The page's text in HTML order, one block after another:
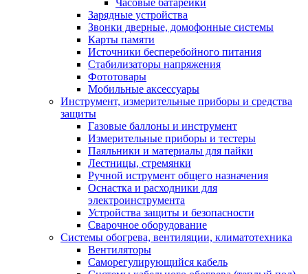
Часовые батарейки
Зарядные устройства
Звонки дверные, домофонные системы
Карты памяти
Источники бесперебойного питания
Стабилизаторы напряжения
Фототовары
Мобильные аксессуары
Инструмент, измерительные приборы и средства
защиты
Газовые баллоны и инструмент
Измерительные приборы и тестеры
Паяльники и материалы для пайки
Лестницы, стремянки
Ручной иструмент общего назначения
Оснастка и расходники для
электроинструмента
Устройства защиты и безопасности
Сварочное оборудование
Системы обогрева, вентиляции, климатотехника
Вентиляторы
Саморегулирующийся кабель